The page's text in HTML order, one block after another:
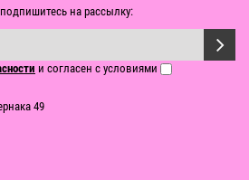
на рассылку:
и согласен с условиями
49